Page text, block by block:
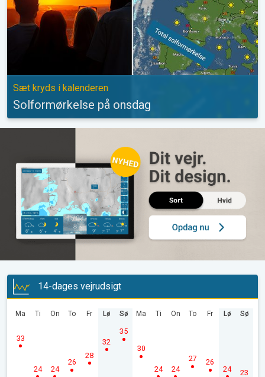
Sæt kryds i kalenderen
Solformørkelse på onsdag
14-dages vejrudsigt
Ma
33
Ti
24
On
24
To
26
Fr
28
Lø
32
Sø
35
Ma
30
Ti
24
On
24
To
27
Fr
26
Lø
24
Sø
23